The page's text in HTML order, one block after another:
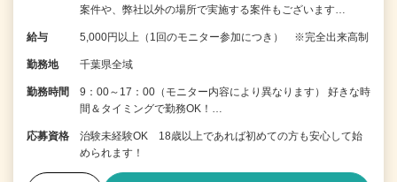
案件や、弊社以外の場所で実施する案件もございます…
給与 5,000円以上（1回のモニター参加につき） ※完全出来高制
勤務地 千葉県全域
勤務時間
9：00～17：00（モニター内容により異なります） 好きな時
間＆タイミングで勤務OK！…
応募資格
治験未経験OK 18歳以上であれば初めての方も安心して始
められます！